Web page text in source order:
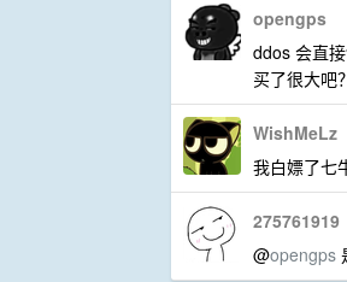
opengps
ddos 会直
买了很大吧？
WishMeLz
我白嫖了七
275761919
@opengps